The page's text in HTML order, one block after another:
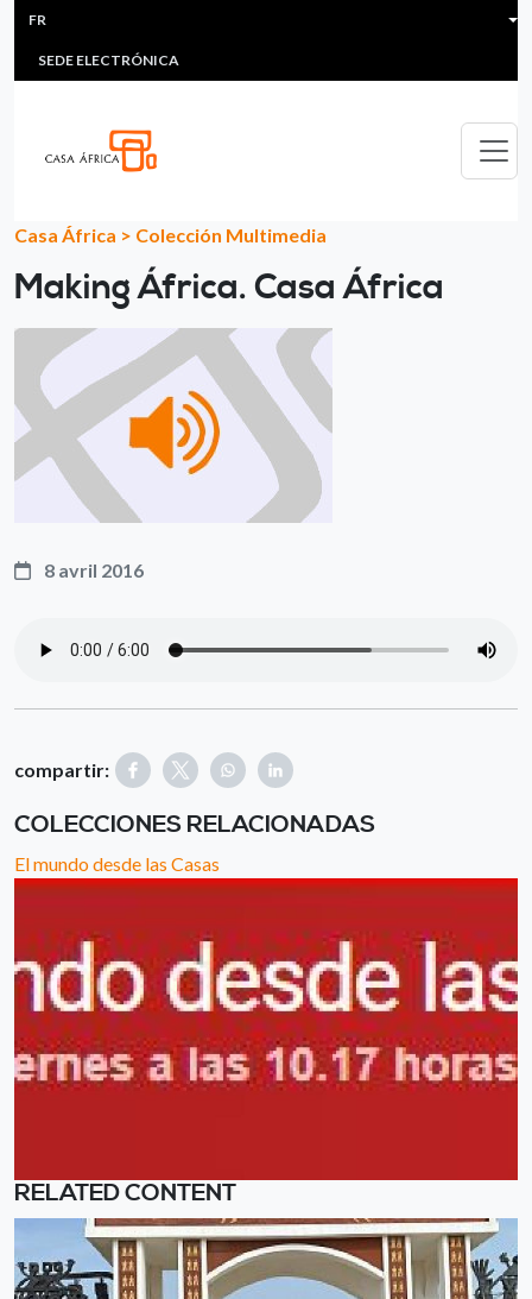
Aller au contenu principal
HEADER MENU
MULTIMEDIA
SEDE ELECTRÓNICA
FR
Casa África > Colección Multimedia
Making África. Casa África
8 avril 2016
compartir:
COLECCIONES RELACIONADAS
El mundo desde las Casas
RELATED CONTENT